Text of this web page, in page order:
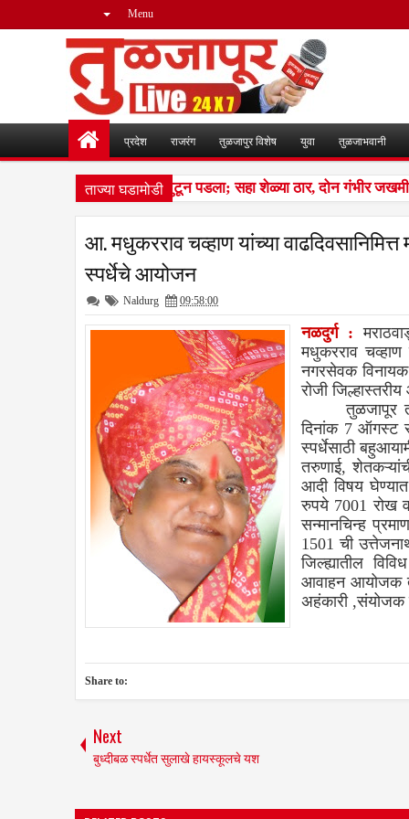
Menu
प्रदेश राजरंग तुळजापुर विशेष युवा तुळजाभवानी
ताज्या घडामोडी
लांडग्यांचा कळप शेळ्यांवर तुटून पडला; सहा शेळ्या ठार, दोन गंभीर
आ. मधुकरराव चव्हाण यांच्या
स्पर्धेचे आयोजन
Naldurg 09:58:00
नळदुर्ग :
मधुकरराव
नगरसेवक
रोजी
तुळजापूर
दिनांक 7 ऑगस्ट
स्पर्धेसाठी
तरुणाई,
आदी विषय
रुपये 7001 रोख व
सन्मानचिन्ह
1501 ची
जिल्ह्यातील
आवाहन आयोजक
अहंकारी ,संयोजक
Share to:
Next
बुध्दीबळ स्पर्धेत सुलाखे हायस्कूलचे यश